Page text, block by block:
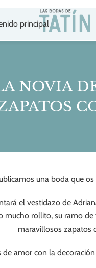
principal
NOVIA
una boda que os
el vestidazo de
mucho rollito, su ramo de
maravillosos zapatos
de amor con la